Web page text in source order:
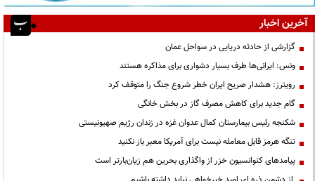
آخرین اخبار
گزارشی از حادثه دریایی در سواحل عمان
ونس: ایرانی‌ها طرف بسیار دشواری برای مذاکره هستند
رویترز: هشدار صریح ایران خطر شروع جنگ را متوقف کرد
گام جدید برای کاهش مصرف گاز در بخش خانگی
شکنجه رئیس بیمارستان کمال عدوان غزه در زندان رژیم صهیونیستی
تنگه هرمز قابل معامله نیست برای آمریکا معبر باز نکنید
پیامدهای کنوانسیون خزر از واگذاری بحرین هم زیان‌بارتر است